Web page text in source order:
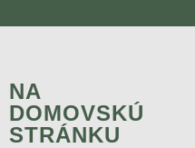
NA
DOMOVSKÚ
STRÁNKU